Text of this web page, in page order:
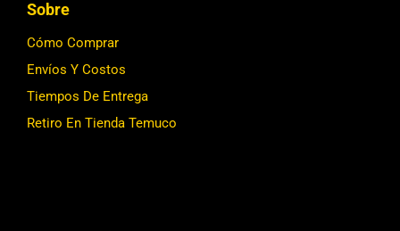
Sobre
Cómo Comprar
Envíos Y Costos
Tiempos De Entrega
Retiro En Tienda Temuco